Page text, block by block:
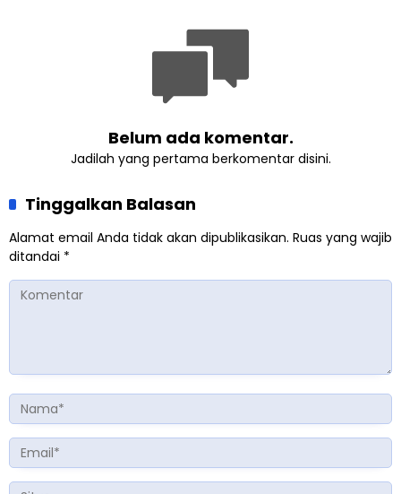
Belum ada komentar.
Jadilah yang pertama berkomentar disini.
Tinggalkan Balasan
Alamat email Anda tidak akan dipublikasikan. Ruas yang wajib
ditandai *